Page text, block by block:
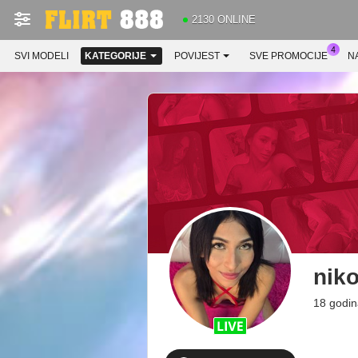
2130 ONLINE
SVI MODELI KATEGORIJE POVIJEST SVE PROMOCIJE
18